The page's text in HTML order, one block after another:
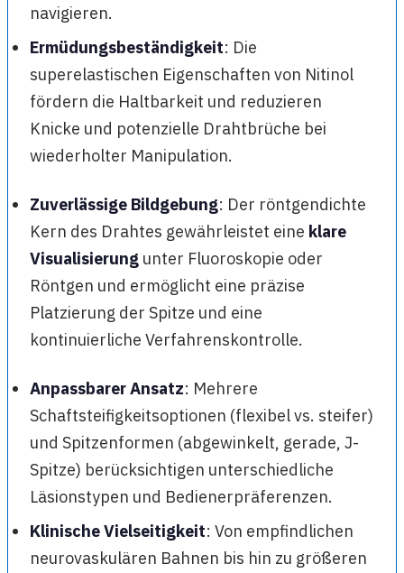
navigieren.
Ermüdungsbeständigkeit: Die
superelastischen Eigenschaften von Nitinol
fördern die Haltbarkeit und reduzieren
Knicke und potenzielle Drahtbrüche bei
wiederholter Manipulation.
Zuverlässige Bildgebung: Der röntgendichte
Kern des Drahtes gewährleistet eine klare
Visualisierung unter Fluoroskopie oder
Röntgen und ermöglicht eine präzise
Platzierung der Spitze und eine
kontinuierliche Verfahrenskontrolle.
Anpassbarer Ansatz: Mehrere
Schaftsteifigkeitsoptionen (flexibel vs. steifer)
und Spitzenformen (abgewinkelt, gerade, J-
Spitze) berücksichtigen unterschiedliche
Läsionstypen und Bedienerpräferenzen.
Klinische Vielseitigkeit: Von empfindlichen
neurovaskulären Bahnen bis hin zu größeren